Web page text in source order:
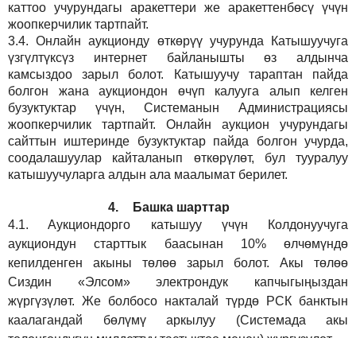
каттоо учурундагы аракеттери же аракеттенбөсү үчүн
жоопкерчилик тартпайт.
3.4.Онлайн аукционду өткөрүү учурунда Катышуучуга
үзгүлтүксүз интернет байланышты өз алдынча
камсыздоозарыл болот.
Катышуучу тараптан пайда
болгон жана аукциондон өчүп калууга алып келген
бузуктуктар үчүн, Системанын Администрациясы
жоопкерчилик тартпайт. Онлайн аукцион учурундагы
сайттын иштеринде бузуктуктар пайда болгон учурда,
соодалашуулар кайталанып өткөрүлөт, бул тууралуу
катышуучуларга алдын ала маалымат берилет.
4.
Башка шарттар
4.1.
Аукциондорго катышуу үчүн Колдонуучуга
аукциондун старттык баасынан 10% өлчөмүндө
кепилденген акыны төлөө зарыл болот. Акы төлөө
Сиздин «Элсом»электрондук капчыгыңыздан
жүргүзүлөт. Же болбосо накталай түрдө РСК банктын
каалагандай бөлүмү аркылуу (Системада акы